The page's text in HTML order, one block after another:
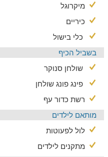
מיקרוגל
כיריים
כלי בישול
בשביל הכיף
שולחן סנוקר
פינג פונג שולחן
רשת כדור עף
מותאם לילדים
לול לפעוטות
מתקנים לילדים